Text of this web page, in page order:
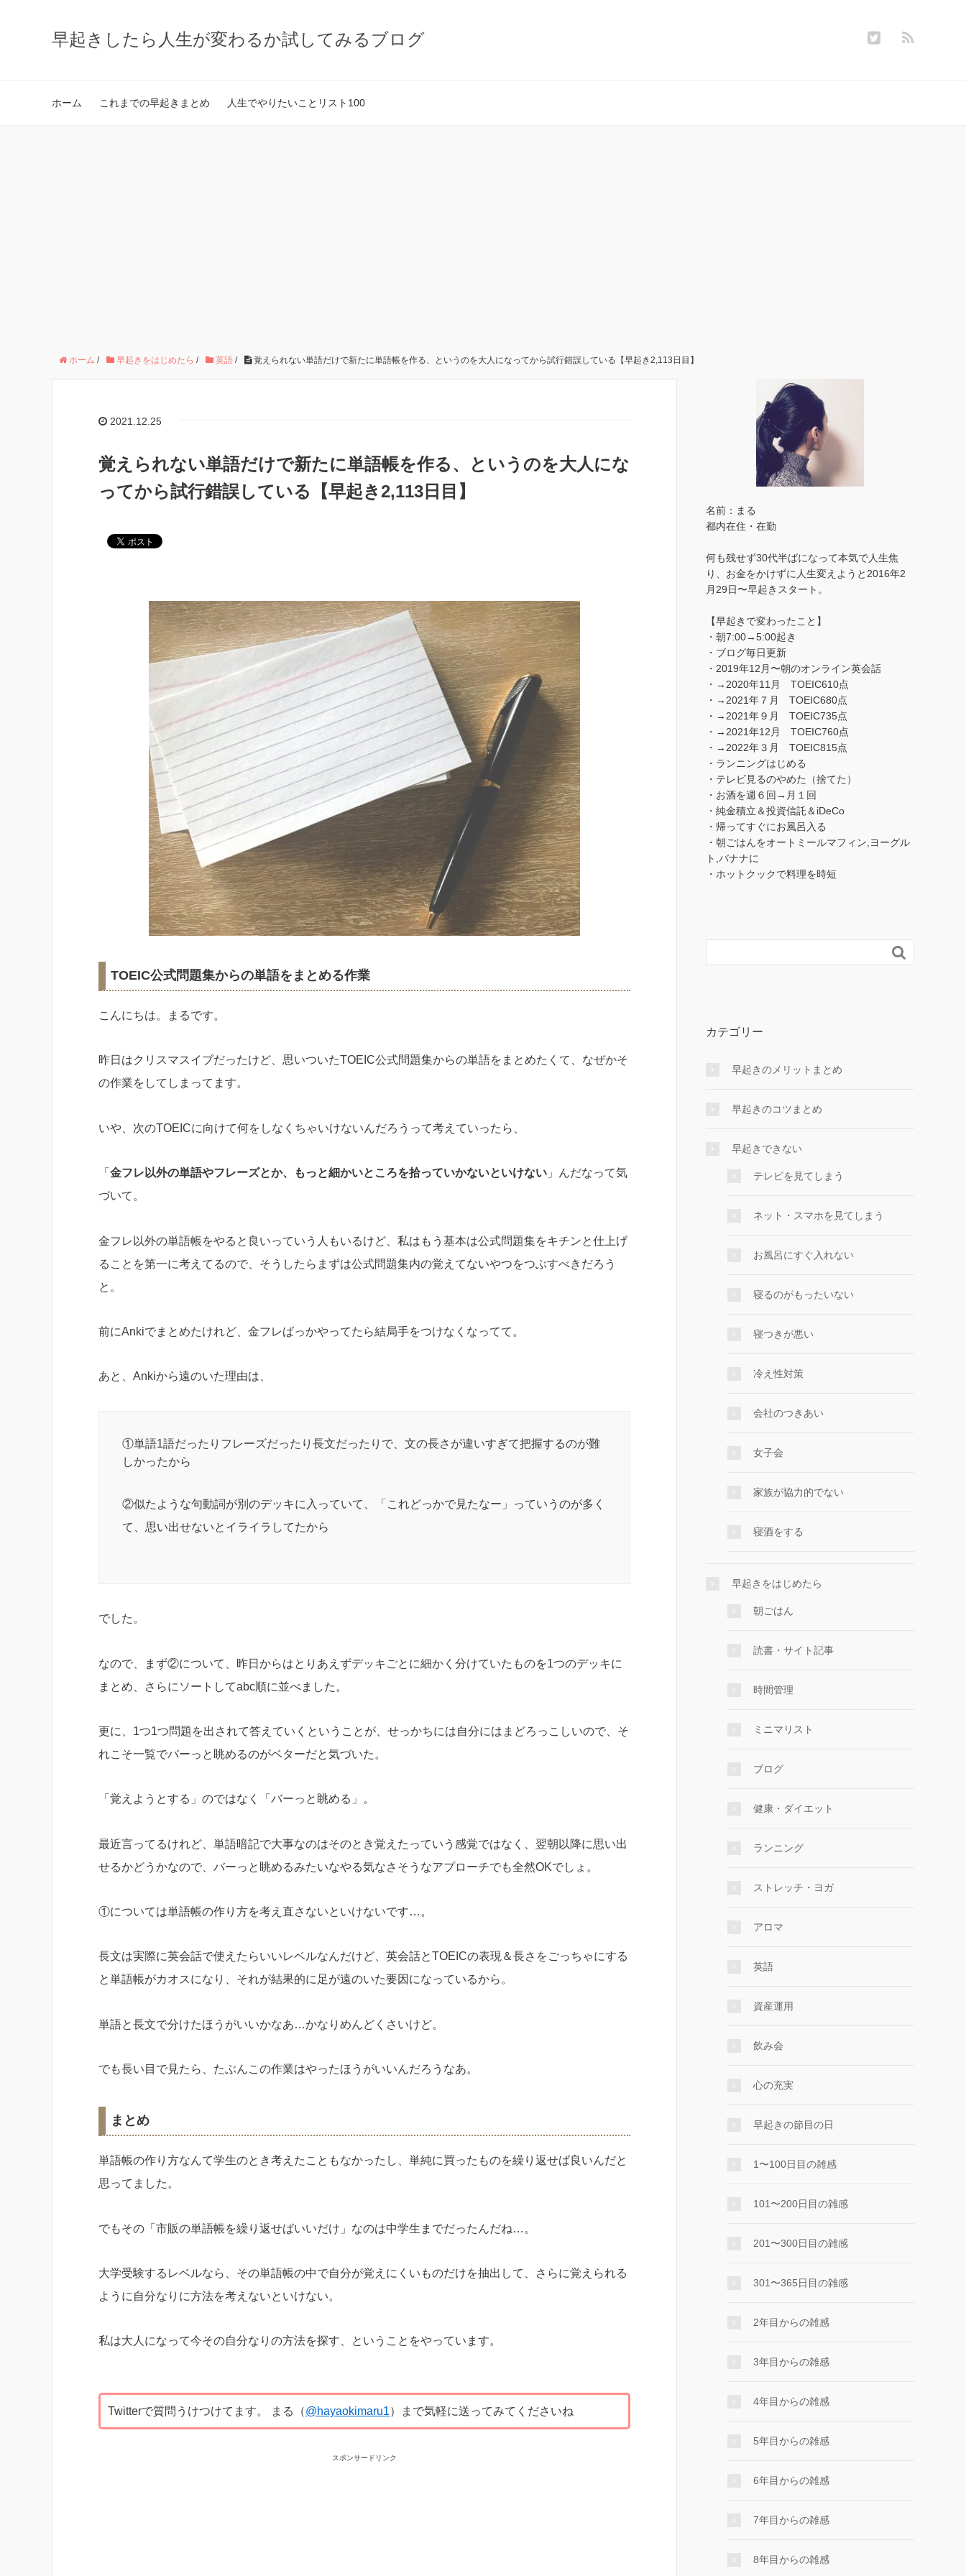
早起きしたら人生が変わるか試してみるブログ
ホーム これまでの早起きまとめ 人生でやりたいことリスト100
ホーム / 早起きをはじめたら / 英語 / 覚えられない単語だけで新たに単語帳を作る、というのを大人になってから試行錯誤している【早起き2,113日目】
2021.12.25
覚えられない単語だけで新たに単語帳を作る、というのを大人にな
ってから試行錯誤している【早起き2,113日目】
TOEIC公式問題集からの単語をまとめる作業
こんにちは。まるです。
昨日はクリスマスイブだったけど、思いついたTOEIC公式問題集からの単語をまとめたくて、なぜかそ
の作業をしてしまってます。
いや、次のTOEICに向けて何をしなくちゃいけないんだろうって考えていったら、
「 金フレ以外の単語やフレーズとか、もっと細かいところを拾っていかないといけない 」んだなって気
づいて。
金フレ以外の単語帳をやると良いっていう人もいるけど、私はもう基本は公式問題集をキチンと仕上げ
ることを第一に考えてるので、そうしたらまずは公式問題集内の覚えてないやつをつぶすべきだろう
と。
前にAnkiでまとめたけれど、金フレばっかやってたら結局手をつけなくなってて。
あと、Ankiから遠のいた理由は、
①単語1語だったりフレーズだったり長文だったりで、文の長さが違いすぎて把握するのが難
しかったから
②似たような句動詞が別のデッキに入っていて、「これどっかで見たなー」っていうのが多く
て、思い出せないとイライラしてたから
でした。
なので、まず②について、昨日からはとりあえずデッキごとに細かく分けていたものを1つのデッキに
まとめ、さらにソートしてabc順に並べました。
更に、1つ1つ問題を出されて答えていくということが、せっかちには自分にはまどろっこしいので、そ
れこそ一覧でバーっと眺めるのがベターだと気づいた。
「覚えようとする」のではなく「バーっと眺める」。
最近言ってるけれど、単語暗記で大事なのはそのとき覚えたっていう感覚ではなく、翌朝以降に思い出
せるかどうかなので、バーっと眺めるみたいなやる気なさそうなアプローチでも全然OKでしょ。
①については単語帳の作り方を考え直さないといけないです…。
長文は実際に英会話で使えたらいいレベルなんだけど、英会話とTOEICの表現＆長さをごっちゃにする
と単語帳がカオスになり、それが結果的に足が遠のいた要因になっているから。
単語と長文で分けたほうがいいかなあ…かなりめんどくさいけど。
でも長い目で見たら、たぶんこの作業はやったほうがいいんだろうなあ。
まとめ
単語帳の作り方なんて学生のとき考えたこともなかったし、単純に買ったものを繰り返せば良いんだと
思ってました。
でもその「市販の単語帳を繰り返せばいいだけ」なのは中学生までだったんだね…。
大学受験するレベルなら、その単語帳の中で自分が覚えにくいものだけを抽出して、さらに覚えられる
ように自分なりに方法を考えないといけない。
私は大人になって今その自分なりの方法を探す、ということをやっています。
Twitterで質問うけつけてます。 まる（@hayaokimaru1）まで気軽に送ってみてくださいね
スポンサードリンク
名前：まる
都内在住・在勤
何も残せず30代半ばになって本気で人生焦
り、お金をかけずに人生変えようと2016年2
月29日〜早起きスタート。
【早起きで変わったこと】
・朝7:00→5:00起き
・ブログ毎日更新
・2019年12月〜朝のオンライン英会話
・→2020年11月 TOEIC610点
・→2021年７月 TOEIC680点
・→2021年９月 TOEIC735点
・→2021年12月 TOEIC760点
・→2022年３月 TOEIC815点
・ランニングはじめる
・テレビ見るのやめた（捨てた）
・お酒を週６回→月１回
・純金積立＆投資信託＆iDeCo
・帰ってすぐにお風呂入る
・朝ごはんをオートミールマフィン,ヨーグル
ト,バナナに
・ホットクックで料理を時短

カテゴリー
早起きのメリットまとめ
早起きのコツまとめ
早起きできない
テレビを見てしまう
ネット・スマホを見てしまう
お風呂にすぐ入れない
寝るのがもったいない
寝つきが悪い
冷え性対策
会社のつきあい
女子会
家族が協力的でない
寝酒をする
早起きをはじめたら
朝ごはん
読書・サイト記事
時間管理
ミニマリスト
ブログ
健康・ダイエット
ランニング
ストレッチ・ヨガ
アロマ
英語
資産運用
飲み会
心の充実
早起きの節目の日
1〜100日目の雑感
101〜200日目の雑感
201〜300日目の雑感
301〜365日目の雑感
2年目からの雑感
3年目からの雑感
4年目からの雑感
5年目からの雑感
6年目からの雑感
7年目からの雑感
8年目からの雑感